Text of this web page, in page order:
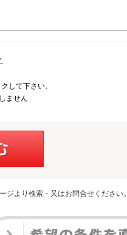
して下さい。
ません
ジより検索・又はお問合せください。